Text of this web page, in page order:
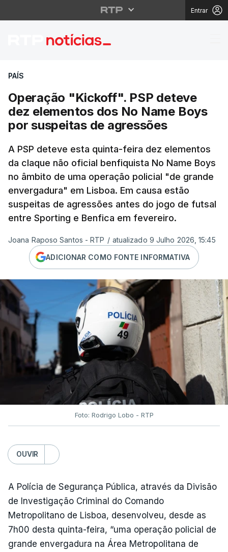
Entrar
Operação "Kickoff".
PAÍS
Operação "Kickoff". PSP deteve
dez elementos dos No Name Boys
por suspeitas de agressões
A PSP deteve esta quinta-feira dez elementos
da claque não oficial benfiquista No Name Boys
no âmbito de uma operação policial "de grande
envergadura" em Lisboa. Em causa estão
suspeitas de agressões antes do jogo de futsal
entre Sporting e Benfica em fevereiro.
Joana Raposo Santos - RTP / atualizado 9 Julho 2026, 15:45
ADICIONAR COMO FONTE INFORMATIVA
Foto: Rodrigo Lobo - RTP
OUVIR
A Polícia de Segurança Pública, através da Divisão
de Investigação Criminal do Comando
Metropolitano de Lisboa, desenvolveu, desde as
7h00 desta quinta-feira, “uma operação policial de
grande envergadura na Área Metropolitana de